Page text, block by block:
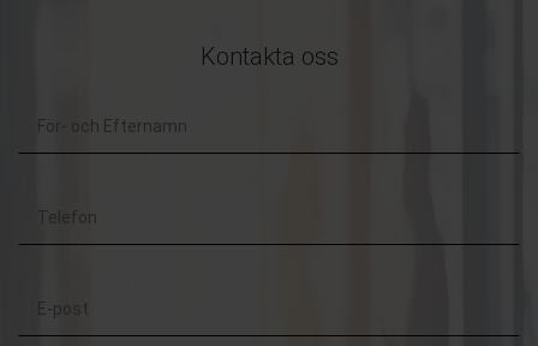
Kontakta oss
För-
Efternamn
Telefon
E-